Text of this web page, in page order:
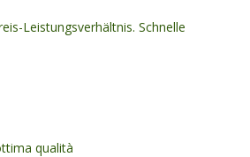
Leistungsverhältnis. Schnelle
qualità